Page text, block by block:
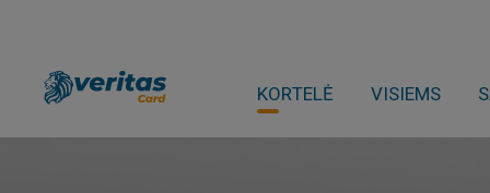
KORTELĖ VISIEMS